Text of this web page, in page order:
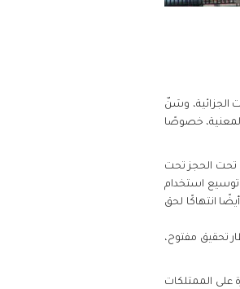
قانون الإجراءات الجزائية، وسَنّ
خصوصًا
تحت الحجز تحت
توسيع استخدام
انتهاكًا لحق
تحقيق مفتوح،
على الممتلكات